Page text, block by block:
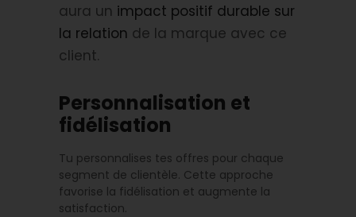
aura un impact positif durable sur
la relation de la marque avec ce
client.
Personnalisation et
fidélisation
Tu personnalises tes offres pour chaque
segment de clientèle. Cette approche
favorise la fidélisation et augmente la
satisfaction.